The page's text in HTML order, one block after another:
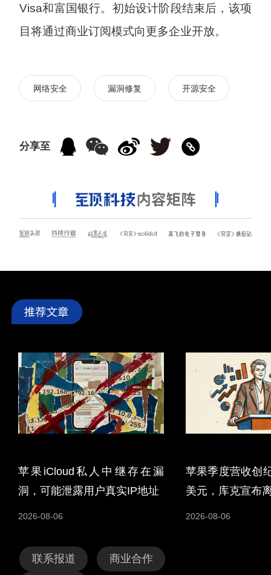
Visa和富国银行。初始设计阶段结束后，该项
目将通过商业订阅模式向更多企业开放。
网络安全 漏洞修复 开源安全
分享至
苹果iCloud私人中继存在漏
洞，可能泄露用户真实IP地址
2026-08-06
苹果季度营收创
美元，库克宣布
2026-08-06
联系报道 商业合作